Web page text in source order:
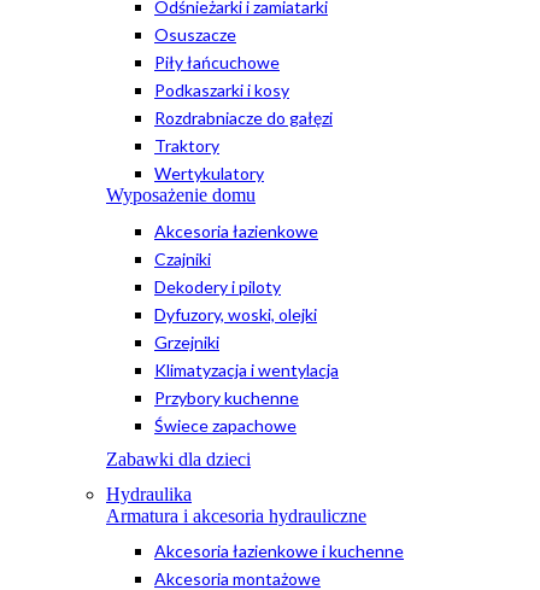
Odśnieżarki i zamiatarki
Osuszacze
Piły łańcuchowe
Podkaszarki i kosy
Rozdrabniacze do gałęzi
Traktory
Wertykulatory
Wyposażenie domu
Akcesoria łazienkowe
Czajniki
Dekodery i piloty
Dyfuzory, woski, olejki
Grzejniki
Klimatyzacja i wentylacja
Przybory kuchenne
Świece zapachowe
Zabawki dla dzieci
Hydraulika
Armatura i akcesoria hydrauliczne
Akcesoria łazienkowe i kuchenne
Akcesoria montażowe